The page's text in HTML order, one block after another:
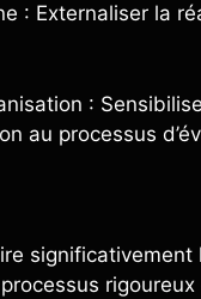
: Externaliser la
:
au processus